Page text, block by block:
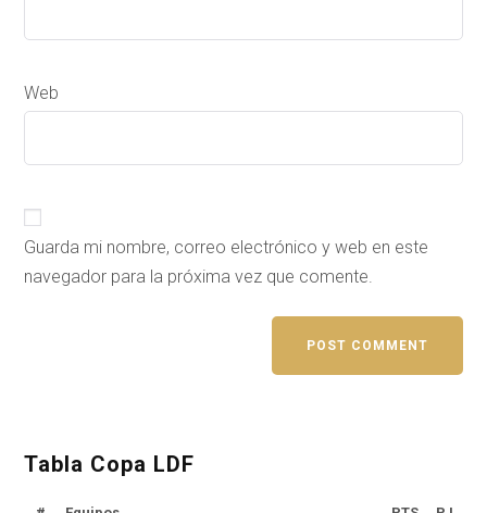
Web
Guarda mi nombre, correo electrónico y web en este
navegador para la próxima vez que comente.
Tabla Copa LDF